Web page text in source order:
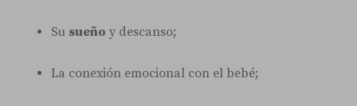
Su sueño y descanso;
La conexión emocional con el bebé;